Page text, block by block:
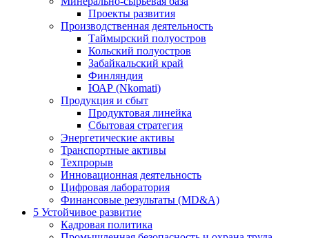
Проекты развития
Производственная деятельность
Таймырский полуостров
Кольский полуостров
Забайкальский край
Финляндия
ЮАР (Nkomati)
Продукция и сбыт
Продуктовая линейка
Сбытовая стратегия
Энергетические активы
Транспортные активы
Техпрорыв
Инновационная деятельность
Цифровая лаборатория
Финансовые результаты (MD&A)
5 Устойчивое развитие
Кадровая политика